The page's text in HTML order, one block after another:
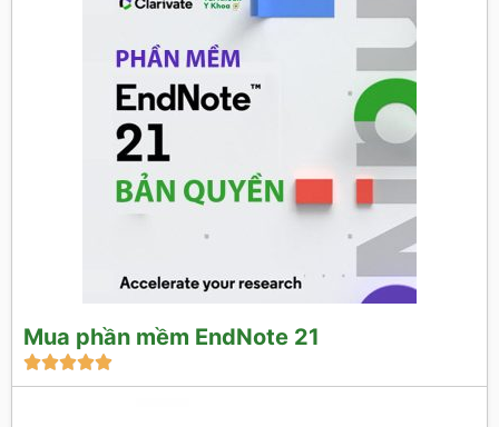
Mua phần mềm EndNote 21
